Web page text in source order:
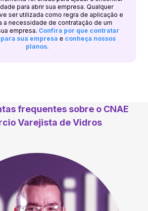
para abrir sua empresa. Qualquer
ser utilizada como regra de aplicação e
a necessidade de contratação de um
empresa. Confira por que contratar
sua empresa e conheça nossos
planos.
frequentes sobre o CNAE
Varejista de Vidros